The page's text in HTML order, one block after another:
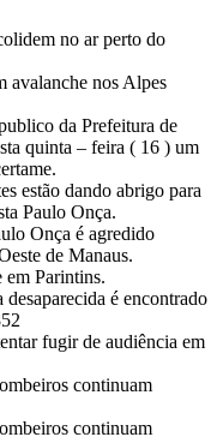
no ar perto do
avalanche nos Alpes
da Prefeitura de
quinta – feira ( 16 ) um
estão dando abrigo para
Paulo Onça.
Onça é agredido
de Manaus.
em Parintins.
é encontrado
fugir de audiência em
continuam
continuam